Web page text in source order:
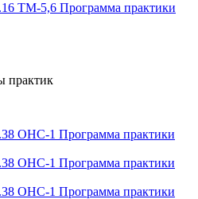
ТМ-5,6 Программа практики
практик
ОНС-1 Программа практики
ОНС-1 Программа практики
ОНС-1 Программа практики